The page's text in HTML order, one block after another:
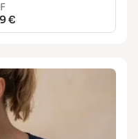
€